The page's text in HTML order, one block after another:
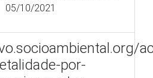
cptba.org.br/"
4edf-80f7-cfb57ee29991